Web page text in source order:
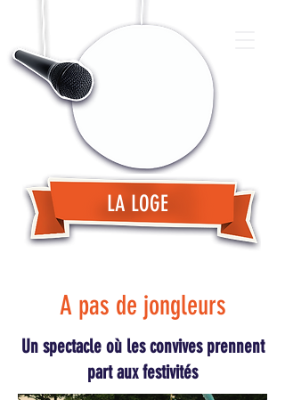
LA LOGE
A pas de jongleurs
Un spectacle où les convives prennent
part aux festivités